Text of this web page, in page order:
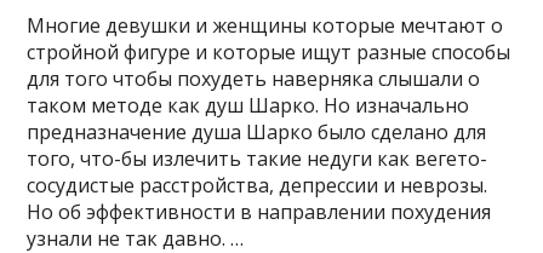
Многие девушки и женщины которые мечтают о
стройной фигуре и которые ищут разные способы
для того чтобы похудеть наверняка слышали о
таком методе как душ Шарко. Но изначально
предназначение душа Шарко было сделано для
того, что-бы излечить такие недуги как вегето-
сосудистые расстройства, депрессии и неврозы.
Но об эффективности в направлении похудения
узнали не так давно. …